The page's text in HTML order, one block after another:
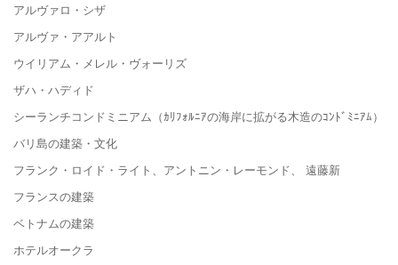
アルヴァロ・シザ
アルヴァ・アアルト
ウイリアム・メレル・ヴォーリズ
ザハ・ハディド
シーランチコンドミニアム（ｶﾘﾌｫﾙﾆｱの海岸に拡がる木造のｺﾝﾄﾞﾐﾆｱﾑ）
バリ島の建築・文化
フランク・ロイド・ライト、アントニン・レーモンド、 遠藤新
フランスの建築
ベトナムの建築
ホテルオークラ